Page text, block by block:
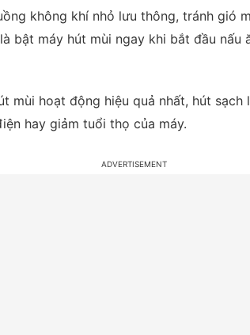
không khí nhỏ lưu thông, tránh gió
bật máy hút mùi ngay khi bắt đầu nấu
mùi hoạt động hiệu quả nhất, hút sạch
hay giảm tuổi thọ của máy.